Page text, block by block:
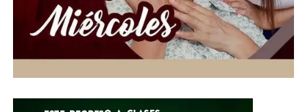
Ante esta situación de emergencia humanitaria, el
Gobierno de la Gente, a través del Voluntariado de la
Gente, habilitó centros de acopio del 1 al 10 de julio en
el Parque Guanajuato Bicentenario, las oficinas del